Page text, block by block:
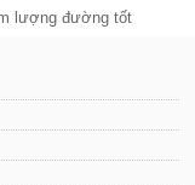
lượng đường tốt